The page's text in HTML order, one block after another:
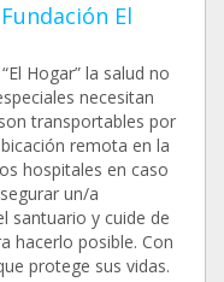
El
Hogar” la salud no
necesitan
transportables por
remota en la
hospitales en caso
un/a
santuario y cuide de
hacerlo posible. Con
protege sus vidas.